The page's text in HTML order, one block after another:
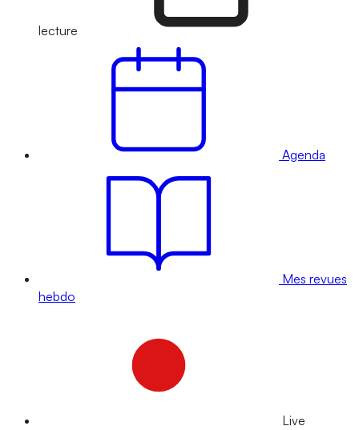
lecture
Agenda
Mes revues
hebdo
Live